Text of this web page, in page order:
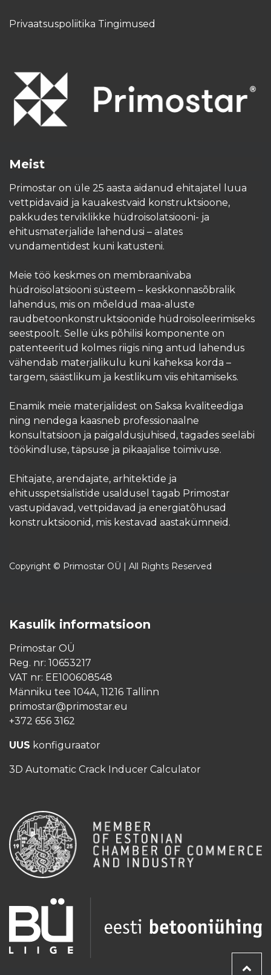
Privaatsuspoliitika Tingimused
Meist
Primostar on üle 25 aasta aidanud ehitajatel luua
vettpidavaid ja kauakestvaid konstruktsioone,
pakkudes terviklikke hüdroisolatsiooni- ja
ehitusmaterjalide lahendusi – alates
vundamentidest kuni katusteni.
Meie töö keskmes on membraanivaba
hüdroisolatsiooni süsteem – keskkonnasõbralik
lahendus, mis on mõeldud maa-aluste
raudbetoonkonstruktsioonide hüdroisoleerimiseks
seestpoolt. Selle üks põhilisi komponente on
patenteeritud kolmes riigis ning antud lahendus
vähendab materjalikulu kuni kaheksa korda –
targem, säästlikum ja kestlikum viis ehitamiseks.
Enamik meie materjalidest on Saksa kvaliteediga
ning nendega kaasneb professionaalne
konsultatsioon ja paigaldusjuhised, tagades seeläbi
töökindluse, täpsuse ja pikaajalise toimivuse.
Ehitajate, arendajate, arhitektide ja
ehitusspetsialistide usaldusel tagab Primostar
vastupidavad, vettpidavad ja energiatõhusad
konstruktsioonid, mis kestavad aastakümneid.​
Copyright © Primostar OÜ | All Rights Reserved
Kasulik informatsioon
Primostar OÜ
Reg. nr: 10653217
VAT nr: EE100608548
Männiku tee 104A, 11216 Tallinn
primostar@primostar.eu
+372 656 3162
UUS konfiguraator
3D Automatic Crack Inducer Calculator